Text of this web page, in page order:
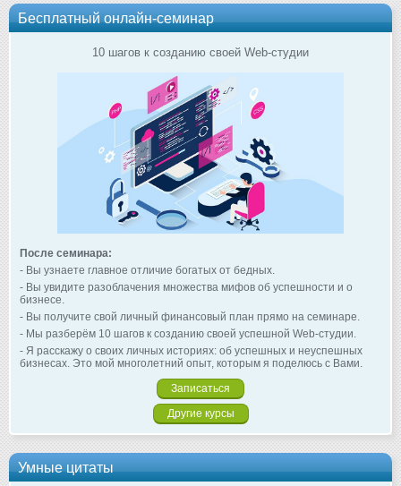
Бесплатный онлайн-семинар
10 шагов к созданию своей Web-студии
После семинара:
- Вы узнаете главное отличие богатых от бедных.
- Вы увидите разоблачения множества мифов об успешности и о
бизнесе.
- Вы получите свой личный финансовый план прямо на семинаре.
- Мы разберём 10 шагов к созданию своей успешной Web-студии.
- Я расскажу о своих личных историях: об успешных и неуспешных
бизнесах. Это мой многолетний опыт, которым я поделюсь с Вами.
Записаться
Другие курсы
Умные цитаты